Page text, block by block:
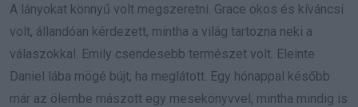
A lányokat könnyű volt megszeretni. Grace okos és kíváncsi
volt, állandóan kérdezett, mintha a világ tartozna neki a
válaszokkal. Emily csendesebb természet volt. Eleinte
Daniel lába mögé bújt, ha meglátott. Egy hónappal később
már az ölembe mászott egy mesekönyvvel, mintha mindig is